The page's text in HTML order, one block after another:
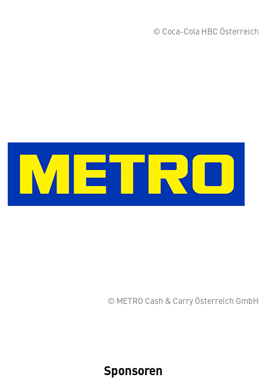
© Coca-Cola HBC Österreich
© METRO Cash & Carry Österreich GmbH
Sponsoren